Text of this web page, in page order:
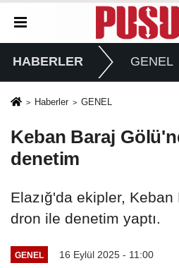
HABERLER GENEL
Haberler GENEL
Keban Baraj
denetim
Elazığ'da ekipler,
dron ile denetim yaptı.
GENEL 16 Eylül 2025 - 11:00